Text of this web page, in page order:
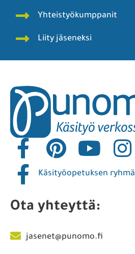
Yhteistyökumppanit
Liity jäseneksi
Käsityöopetuksen ryhmä
Ota yhteyttä:
jasenet@punomo.fi